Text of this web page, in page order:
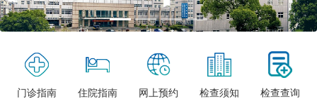
门诊指南 住院指南 网上预约 检查须知 检查查询